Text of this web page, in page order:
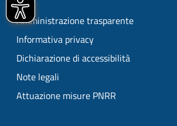
Amministrazione trasparente
Informativa privacy
Dichiarazione di accessibilità
Note legali
Attuazione misure PNRR